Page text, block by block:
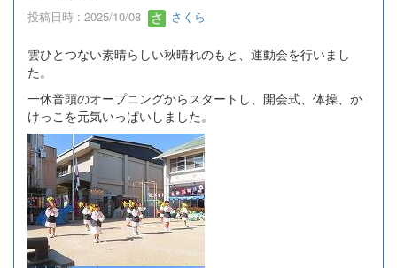
投稿日時 : 2025/10/08 さくら
雲ひとつない素晴らしい秋晴れのもと、運動会を行いまし
た。
一休音頭のオープニングからスタートし、開会式、体操、か
けっこを元気いっぱいしました。